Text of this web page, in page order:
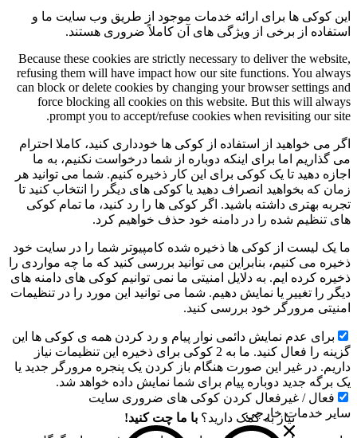
این کوکی ها برای ارائه خدمات موجود از طریق وب سایت ما و
استفاده از برخی از ویژگی های آن کاملاً ضروری هستند.
Because these cookies are strictly necessary to deliver the website,
refusing them will have impact how our site functions. You always
can block or delete cookies by changing your browser settings and
force blocking all cookies on this website. But this will always
prompt you to accept/refuse cookies when revisiting our site.
اگر می خواهید از استفاده از کوکی ها خودداری کنید، کاملا احترام
می گذاریم اما برای اینکه دوباره از شما درخواست نکنیم، به ما
اجازه دهید تا یک کوکی برای این کار ذخیره کنیم. شما می توانید هر
زمان که بخواهید انصراف دهید یا کوکی های دیگر را انتخاب کنید تا
تجربه بهتری داشته باشید. اگر کوکی ها را رد کنید، ما تمام کوکی
های تنظیم شده را در دامنه خود حذف خواهیم کرد.
ما یک لیست از کوکی ها ذخیره شده کامپیوتر شما را در سایت خود
ذخیره می کنیم، بنابراین می توانید بررسی کنید که ما چه مواردی را
ذخیره کرده ایم. به دلایل امنیتی ما نمی توانیم کوکی های دامنه های
دیگر را تغییر یا نمایش دهیم. شما می توانید این مورد را در تنظیمات
امنیتی مرورگر خود بررسی کنید.
برای عدم نمایش دائمی نوار پیام و رد کردن همه ی کوکی ها این
گزینه را فعال کنید. ما به 2 کوکی برای ذخیره این تنظیمات نیاز
داریم. در غیر این صورت هنگام باز کردن یک پنجره مرورگر جدید یا
یک برگه جدید دوباره پیام برای شما نمایش داده خواهد شد.
فعال / غیرفعال کردن کوکی های ضروری سایت
سایر خدمات خارجی
نیاز به کمک دارید؟ با ما چت کنید!